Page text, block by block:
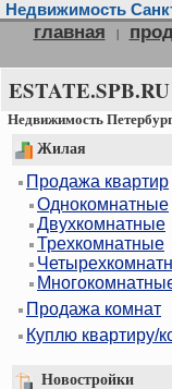
Недвижимость
главная |
ESTATE.SPB.RU
Недвижимость
Жилая
Продажа квартир
Однокомнатные
Двухкомнатные
Трехкомнатные
Продажа комнат
Куплю квартиру/
Новостройки